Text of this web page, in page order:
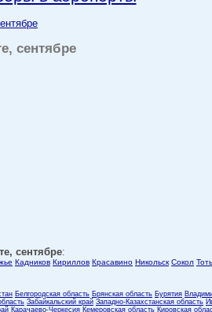
сентябре
сентябре:
Кадников Кириллов Красавино Никольск Сокол
Белгородская область Брянская область Бурятия
Забайкальский край Западно-Казахстанская область
Карачаево-Черкесия Кемеровская область Кировская